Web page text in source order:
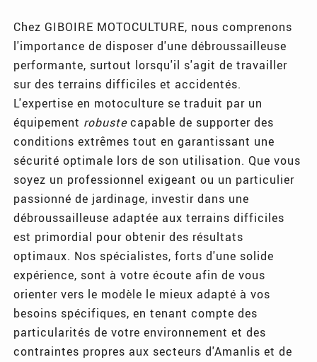
Chez GIBOIRE MOTOCULTURE, nous comprenons
l'importance de disposer d'une débroussailleuse
performante, surtout lorsqu'il s'agit de travailler
sur des terrains difficiles et accidentés.
L'expertise en motoculture se traduit par un
équipement robustecapable de supporter des
conditions extrêmes tout en garantissant une
sécurité optimale lors de son utilisation. Que vous
soyez un professionnel exigeant ou un particulier
passionné de jardinage, investir dans une
débroussailleuse adaptée aux terrains difficiles
est primordial pour obtenir des résultats
optimaux. Nos spécialistes, forts d'une solide
expérience, sont à votre écoute afin de vous
orienter vers le modèle le mieux adapté à vos
besoins spécifiques, en tenant compte des
particularités de votre environnement et des
contraintes propres aux secteurs d'Amanlis et de